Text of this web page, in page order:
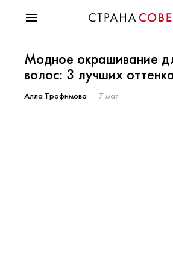
Мода
Звезды
Гороскопы
Модное окрашивание
волос: 3 лучших
Алла Трофимова 7 мая